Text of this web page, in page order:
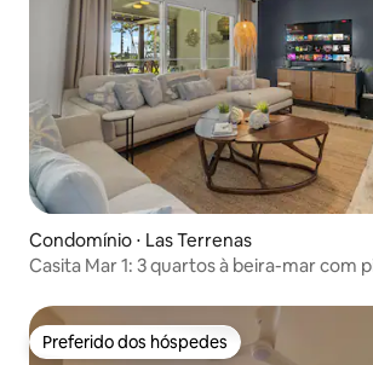
Condomínio ⋅ Las Terrenas
Casita Mar 1: 3 quartos à beira-mar com
Preferido dos hóspedes
Preferido dos hóspedes